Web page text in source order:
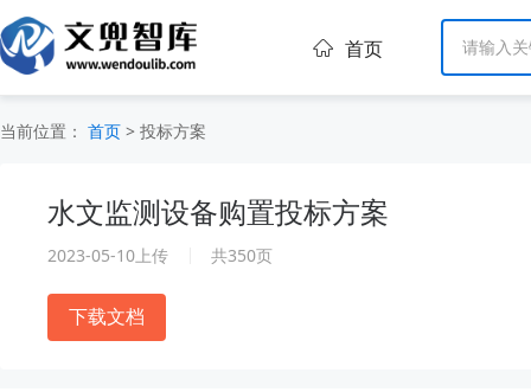
首页
当前位置： 首页 > 投标方案
水文监测设备购置投标方案
2023-05-10上传 共350页
下载文档